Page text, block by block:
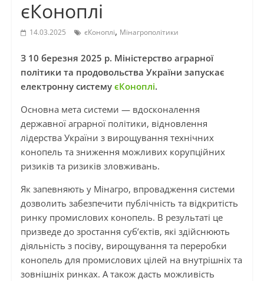
єКоноплі
14.03.2025 єКоноплі, Мінагрополітики
З 10 березня 2025 р. Міністерство аграрної
політики та продовольства України запускає
електронну систему єКоноплі.
Основна мета системи — вдосконалення
державної аграрної політики, відновлення
лідерства України з вирощування технічних
конопель та зниження можливих корупційних
ризиків та ризиків зловживань.
Як запевняють у Мінагро, впровадження системи
дозволить забезпечити публічність та відкритість
ринку промислових конопель. В результаті це
призведе до зростання суб’єктів, які здійснюють
діяльність з посіву, вирощування та переробки
конопель для промислових цілей на внутрішніх та
зовнішніх ринках. А також дасть можливість